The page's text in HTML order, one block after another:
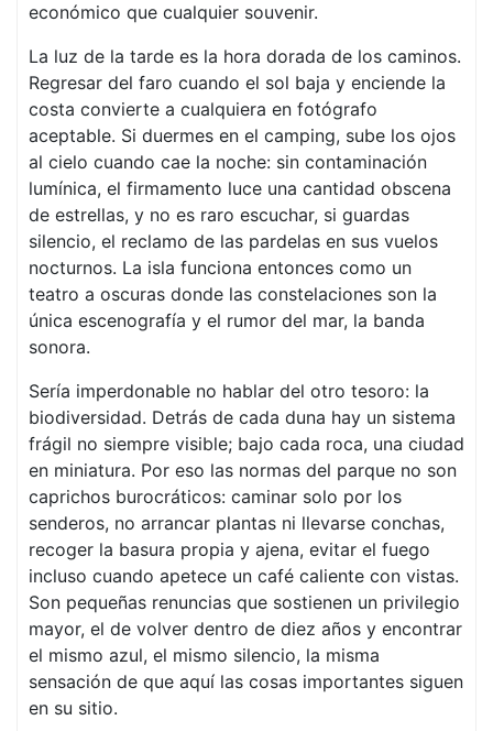
económico que cualquier souvenir.
La luz de la tarde es la hora dorada de los caminos.
Regresar del faro cuando el sol baja y enciende la
costa convierte a cualquiera en fotógrafo
aceptable. Si duermes en el camping, sube los ojos
al cielo cuando cae la noche: sin contaminación
lumínica, el firmamento luce una cantidad obscena
de estrellas, y no es raro escuchar, si guardas
silencio, el reclamo de las pardelas en sus vuelos
nocturnos. La isla funciona entonces como un
teatro a oscuras donde las constelaciones son la
única escenografía y el rumor del mar, la banda
sonora.
Sería imperdonable no hablar del otro tesoro: la
biodiversidad. Detrás de cada duna hay un sistema
frágil no siempre visible; bajo cada roca, una ciudad
en miniatura. Por eso las normas del parque no son
caprichos burocráticos: caminar solo por los
senderos, no arrancar plantas ni llevarse conchas,
recoger la basura propia y ajena, evitar el fuego
incluso cuando apetece un café caliente con vistas.
Son pequeñas renuncias que sostienen un privilegio
mayor, el de volver dentro de diez años y encontrar
el mismo azul, el mismo silencio, la misma
sensación de que aquí las cosas importantes siguen
en su sitio.